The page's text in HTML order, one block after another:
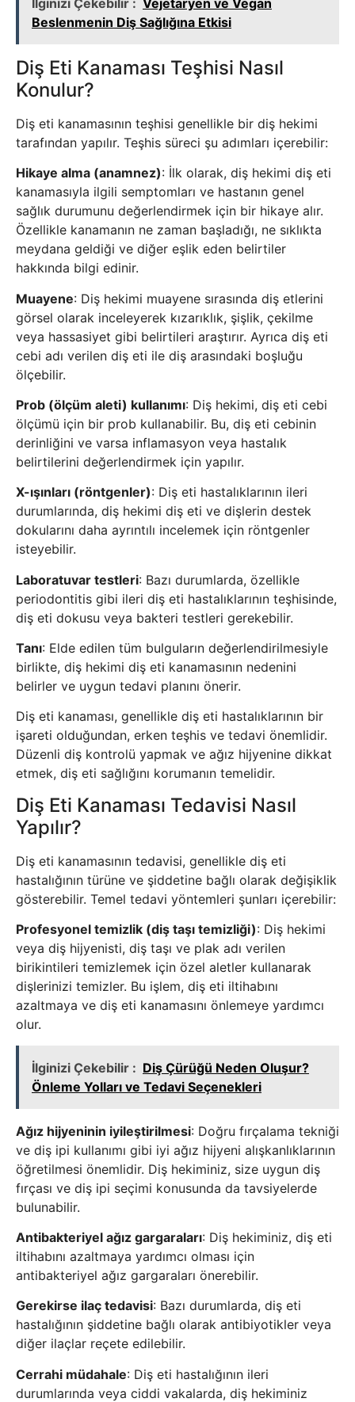
Beslenmenin Diş Sağlığına Etkisi
Diş Eti Kanaması Teşhisi Nasıl
Konulur?
Diş eti kanamasının teşhisi genellikle bir diş hekimi
tarafından yapılır. Teşhis süreci şu adımları içerebilir:
Hikaye alma (anamnez): İlk olarak, diş hekimi diş eti
kanamasıyla ilgili semptomları ve hastanın genel
sağlık durumunu değerlendirmek için bir hikaye alır.
Özellikle kanamanın ne zaman başladığı, ne sıklıkta
meydana geldiği ve diğer eşlik eden belirtiler
hakkında bilgi edinir.
Muayene: Diş hekimi muayene sırasında diş etlerini
görsel olarak inceleyerek kızarıklık, şişlik, çekilme
veya hassasiyet gibi belirtileri araştırır. Ayrıca diş eti
cebi adı verilen diş eti ile diş arasındaki boşluğu
ölçebilir.
Prob (ölçüm aleti) kullanımı: Diş hekimi, diş eti cebi
ölçümü için bir prob kullanabilir. Bu, diş eti cebinin
derinliğini ve varsa inflamasyon veya hastalık
belirtilerini değerlendirmek için yapılır.
X-ışınları (röntgenler): Diş eti hastalıklarının ileri
durumlarında, diş hekimi diş eti ve dişlerin destek
dokularını daha ayrıntılı incelemek için röntgenler
isteyebilir.
Laboratuvar testleri: Bazı durumlarda, özellikle
periodontitis gibi ileri diş eti hastalıklarının teşhisinde,
diş eti dokusu veya bakteri testleri gerekebilir.
Tanı: Elde edilen tüm bulguların değerlendirilmesiyle
birlikte, diş hekimi diş eti kanamasının nedenini
belirler ve uygun tedavi planını önerir.
Diş eti kanaması, genellikle diş eti hastalıklarının bir
işareti olduğundan, erken teşhis ve tedavi önemlidir.
Düzenli diş kontrolü yapmak ve ağız hijyenine dikkat
etmek, diş eti sağlığını korumanın temelidir.
Diş Eti Kanaması Tedavisi Nasıl
Yapılır?
Diş eti kanamasının tedavisi, genellikle diş eti
hastalığının türüne ve şiddetine bağlı olarak değişiklik
gösterebilir. Temel tedavi yöntemleri şunları içerebilir:
Profesyonel temizlik (diş taşı temizliği): Diş hekimi
veya diş hijyenisti, diş taşı ve plak adı verilen
birikintileri temizlemek için özel aletler kullanarak
dişlerinizi temizler. Bu işlem, diş eti iltihabını
azaltmaya ve diş eti kanamasını önlemeye yardımcı
olur.
İlginizi Çekebilir : Diş Çürüğü Neden Oluşur?
Önleme Yolları ve Tedavi Seçenekleri
Ağız hijyeninin iyileştirilmesi: Doğru fırçalama tekniği
ve diş ipi kullanımı gibi iyi ağız hijyeni alışkanlıklarının
öğretilmesi önemlidir. Diş hekiminiz, size uygun diş
fırçası ve diş ipi seçimi konusunda da tavsiyelerde
bulunabilir.
Antibakteriyel ağız gargaraları: Diş hekiminiz, diş eti
iltihabını azaltmaya yardımcı olması için
antibakteriyel ağız gargaraları önerebilir.
Gerekirse ilaç tedavisi: Bazı durumlarda, diş eti
hastalığının şiddetine bağlı olarak antibiyotikler veya
diğer ilaçlar reçete edilebilir.
Cerrahi müdahale: Diş eti hastalığının ileri
durumlarında veya ciddi vakalarda, diş hekiminiz